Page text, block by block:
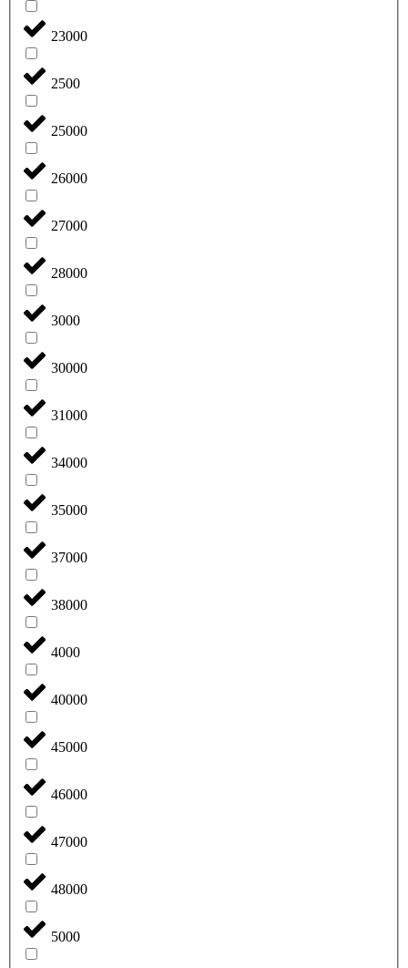
23000
2500
25000
26000
27000
28000
3000
30000
31000
34000
35000
37000
38000
4000
40000
45000
46000
47000
48000
5000